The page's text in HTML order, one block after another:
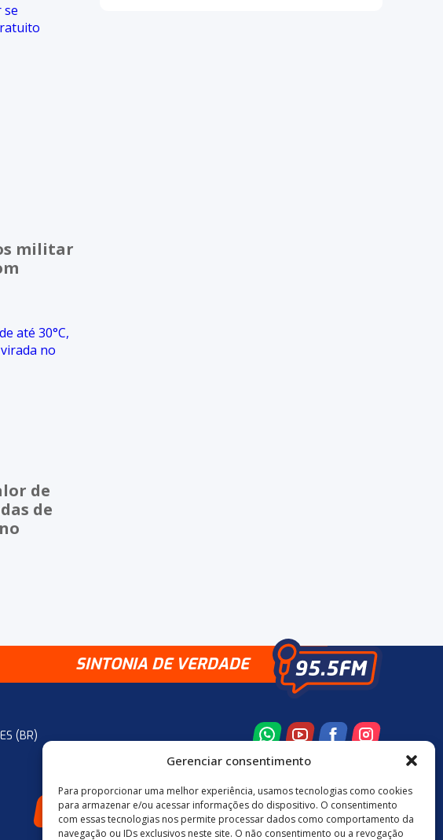
Gerenciar consentimento
Para proporcionar uma melhor experiência, usamos tecnologias como cookies
para armazenar e/ou acessar informações do dispositivo. O consentimento
com essas tecnologias nos permite processar dados como comportamento da
navegação ou IDs exclusivos neste site. O não consentimento ou a revogação
militar
de
de
SINTONIA DE VERDADE
(BR)
48 3524-0137 48 9880-84667